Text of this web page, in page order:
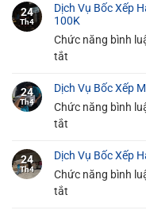
Vụ
Bốc
Xếp
Dụng
Tại
An
Toàn
24
Th4
Dịch Vụ Bốc Xếp
100K
Chức năng bình
tắt
Vụ
Bốc
Siêu
Thị
24
Th4
Dịch Vụ Bốc Xếp
Chức năng bình
tắt
Vụ
Bốc
24
Th4
Dịch Vụ Bốc Xếp
Chức năng bình
tắt